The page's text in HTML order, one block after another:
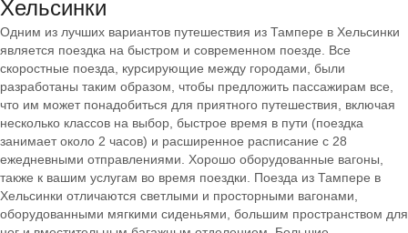
Хельсинки
Одним из лучших вариантов путешествия из Тампере в Хельсинки
является поездка на быстром и современном поезде. Все
скоростные поезда, курсирующие между городами, были
разработаны таким образом, чтобы предложить пассажирам все,
что им может понадобиться для приятного путешествия, включая
несколько классов на выбор, быстрое время в пути (поездка
занимает около 2 часов) и расширенное расписание с 28
ежедневными отправлениями. Хорошо оборудованные вагоны,
также к вашим услугам во время поездки. Поезда из Тампере в
Хельсинки отличаются светлыми и просторными вагонами,
оборудованными мягкими сиденьями, большим пространством для